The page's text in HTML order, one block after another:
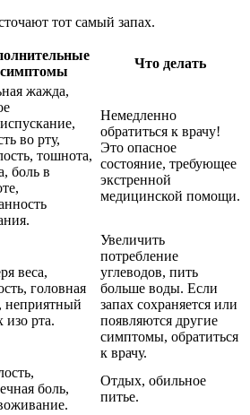
тот самый запах.
симптомы
Что делать
жажда,
во рту,
тошнота,
боль в
Немедленно
обратиться к врачу!
Это опасное
состояние, требующее
экстренной
медицинской помощи.
веса,
головная
неприятный
изо рта.
Увеличить
потребление
углеводов, пить
больше воды. Если
запах сохраняется или
появляются другие
симптомы, обратиться
к врачу.
боль,
Отдых, обильное
питье.